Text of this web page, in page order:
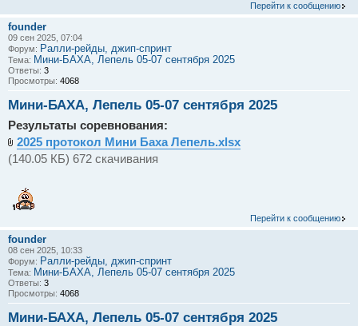
Перейти к сообщению
founder
09 сен 2025, 07:04
Форум: Ралли-рейды, джип-спринт
Тема: Мини-БАХА, Лепель 05-07 сентября 2025
Ответы: 3
Просмотры: 4068
Мини-БАХА, Лепель 05-07 сентября 2025
Результаты соревнования:
2025 протокол Мини Баха Лепель.xlsx
(140.05 КБ) 672 скачивания
Перейти к сообщению
founder
08 сен 2025, 10:33
Форум: Ралли-рейды, джип-спринт
Тема: Мини-БАХА, Лепель 05-07 сентября 2025
Ответы: 3
Просмотры: 4068
Мини-БАХА, Лепель 05-07 сентября 2025